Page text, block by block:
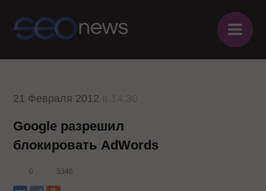
≡
21 Февраля 2012
Google разрешил
блокировать AdWords
0 5346